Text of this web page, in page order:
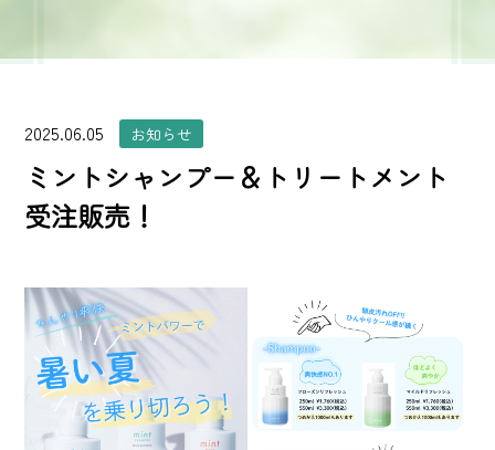
2025.06.05 お知らせ
ミントシャンプー＆トリートメント
受注販売！